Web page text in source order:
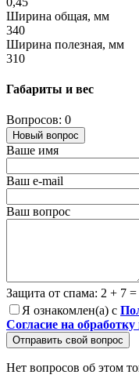
Ширина общая, мм
340
Ширина полезная, мм
310
Габариты и вес
Вопросов: 0
Новый вопрос
Ваше имя
Ваш e-mail
Ваш вопрос
Защита от спама: 2 + 7 =
Я ознакомлен(а) с
Согласие на
Отправить свой вопрос
Нет вопросов об этом